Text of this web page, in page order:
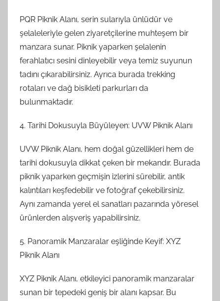
PQR Piknik Alanı, serin sularıyla ünlüdür ve
şelaleleriyle gelen ziyaretçilerine muhteşem bir
manzara sunar. Piknik yaparken şelalenin
ferahlatıcı sesini dinleyebilir veya temiz suyunun
tadını çıkarabilirsiniz. Ayrıca burada trekking
rotaları ve dağ bisikleti parkurları da
bulunmaktadır.
4. Tarihi Dokusuyla Büyüleyen: UVW Piknik Alanı
UVW Piknik Alanı, hem doğal güzellikleri hem de
tarihi dokusuyla dikkat çeken bir mekandır. Burada
piknik yaparken geçmişin izlerini sürebilir, antik
kalıntıları keşfedebilir ve fotoğraf çekebilirsiniz.
Aynı zamanda yerel el sanatları pazarında yöresel
ürünlerden alışveriş yapabilirsiniz.
5. Panoramik Manzaralar eşliğinde Keyif: XYZ
Piknik Alanı
XYZ Piknik Alanı, etkileyici panoramik manzaralar
sunan bir tepedeki geniş bir alanı kapsar. Bu